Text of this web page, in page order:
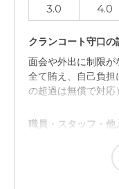
3.0 4.0
クランコート守口の
面会や外出に制限
全て賄え、自己負
の超過は無償で対応
職員・スタッフ・
案内いただいた施
持った。 それ以外